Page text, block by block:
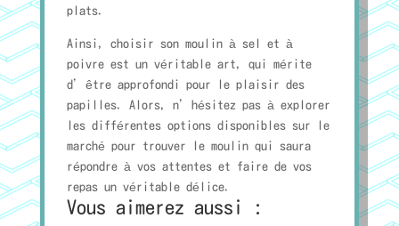
plats.
Ainsi, choisir son moulin à sel et à
poivre est un véritable art, qui mérite
d’être approfondi pour le plaisir des
papilles. Alors, n’hésitez pas à explorer
les différentes options disponibles sur le
marché pour trouver le moulin qui saura
répondre à vos attentes et faire de vos
repas un véritable délice.
Vous aimerez aussi :